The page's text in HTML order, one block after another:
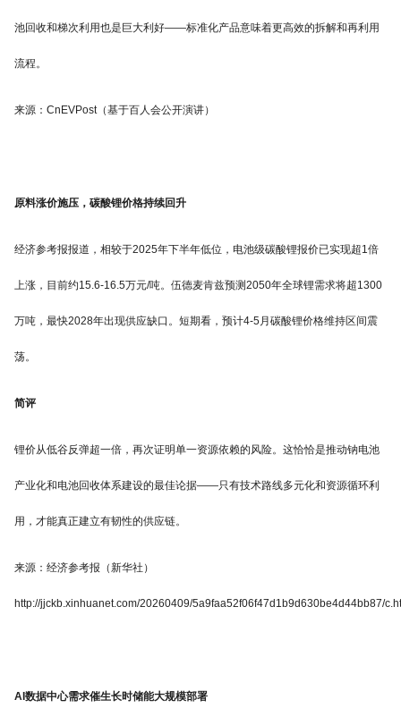
池回收和梯次利用也是巨大利好——标准化产品意味着更高效的拆解和再利用
流程。
来源：CnEVPost（基于百人会公开演讲）
原料涨价施压，碳酸锂价格持续回升
经济参考报报道，相较于2025年下半年低位，电池级碳酸锂报价已实现超1倍
上涨，目前约15.6-16.5万元/吨。伍德麦肯兹预测2050年全球锂需求将超1300
万吨，最快2028年出现供应缺口。短期看，预计4-5月碳酸锂价格维持区间震
荡。
简评
锂价从低谷反弹超一倍，再次证明单一资源依赖的风险。这恰恰是推动钠电池
产业化和电池回收体系建设的最佳论据——只有技术路线多元化和资源循环利
用，才能真正建立有韧性的供应链。
来源：经济参考报（新华社）
http://jjckb.xinhuanet.com/20260409/5a9faa52f06f47d1b9d630be4d44bb87/
AI数据中心需求催生长时储能大规模部署